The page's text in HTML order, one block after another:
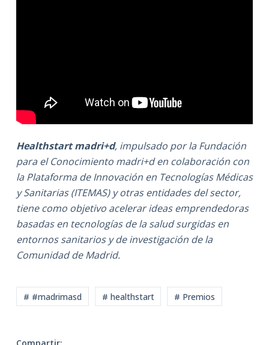
Healthstart madri+d, impulsado por la Fundación
para el Conocimiento madri+d en colaboración con
la Plataforma de Innovación en Tecnologías Médicas
y Sanitarias (ITEMAS) y otras entidades del sector,
tiene como objetivo acelerar ideas emprendedoras
basadas en tecnologías de la salud surgidas en
entornos sanitarios y de investigación de la
Comunidad de Madrid.
# #madrimasd # healthstart # Premios